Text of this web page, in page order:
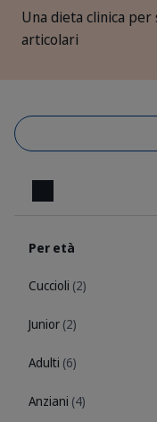
Una dieta clinica
articolari
Chiudi
Per età
Cuccioli (2)
Junior (2)
Adulti (6)
Anziani (4)